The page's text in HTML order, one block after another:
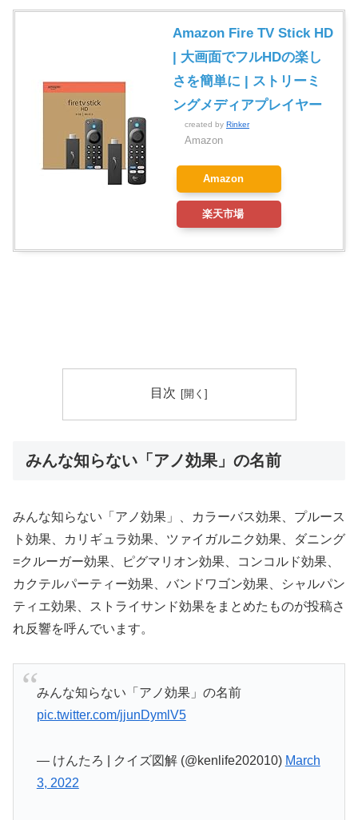
Amazon Fire TV Stick HD
| 大画面でフルHDの楽し
さを簡単に | ストリーミ
ングメディアプレイヤー
created by Rinker
Amazon
Amazon
楽天市場
目次
みんな知らない「アノ効果」の名前
みんな知らない「アノ効果」、カラーバス効果、プルース
ト効果、カリギュラ効果、ツァイガルニク効果、ダニング
=クルーガー効果、ピグマリオン効果、コンコルド効果、
カクテルパーティー効果、バンドワゴン効果、シャルパン
ティエ効果、ストライサンド効果をまとめたものが投稿さ
れ反響を呼んでいます。
みんな知らない「アノ効果」の名前
pic.twitter.com/jjunDymlV5
— けんたろ | クイズ図解 (@kenlife202010) March
3, 2022